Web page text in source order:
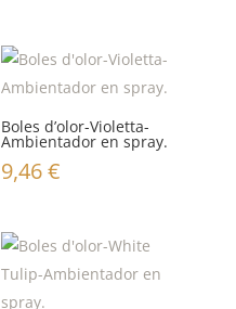
Boles d’olor-Violetta-
Ambientador en spray.
9,46€